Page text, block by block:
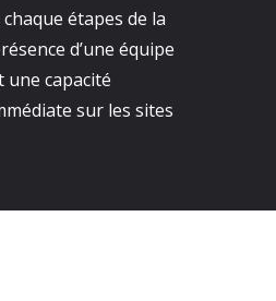
étapes de la
d’une équipe
une capacité
sur les sites